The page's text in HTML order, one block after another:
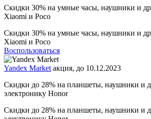
Скидки 30% на умные часы, наушники и
Xiaomi и Poco
Скидки 30% на умные часы, наушники и
Xiaomi и Poco
Воспользоваться
Yandex Market акция, до 10.12.2023
Скидки до 28% на планшеты, наушники и
электронику Honor
Скидки до 28% на планшеты, наушники и